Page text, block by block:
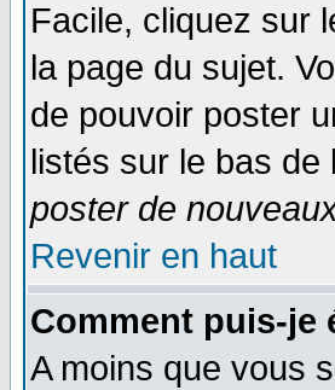
Facile, cliquez sur
la page du sujet.
de pouvoir poster
listés sur le bas
poster de
Revenir en haut
Comment puis-je
A moins que vous